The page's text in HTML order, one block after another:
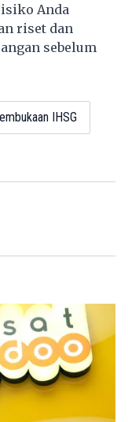
Anda
riset dan
sebelum
IHSG